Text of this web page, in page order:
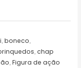
,boneco
,chap
,Figura de ação